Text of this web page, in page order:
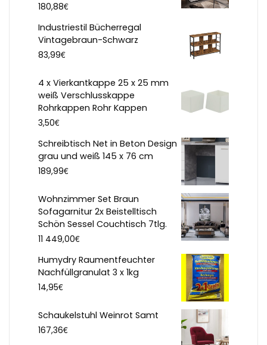
180,88€
Industriestil Bücherregal
Vintagebraun-Schwarz
83,99€
4 x Vierkantkappe 25 x 25 mm
weiß Verschlusskappe
Rohrkappen Rohr Kappen
3,50€
Schreibtisch Net in Beton Design
grau und weiß 145 x 76 cm
189,99€
Wohnzimmer Set Braun
Sofagarnitur 2x Beistelltisch
Schön Sessel Couchtisch 7tlg.
11 449,00€
Humydry Raumentfeuchter
Nachfüllgranulat 3 x 1kg
14,95€
Schaukelstuhl Weinrot Samt
167,36€